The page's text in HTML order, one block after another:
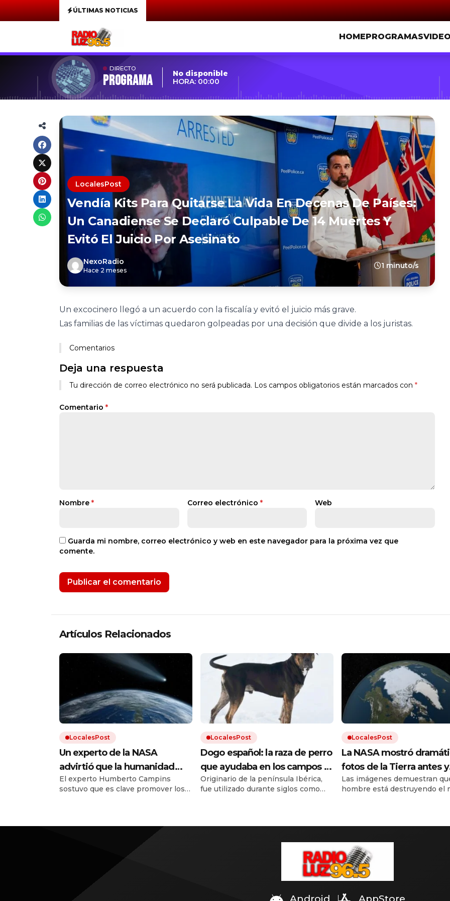
ÚLTIMAS NOTICIAS
HOMEPROGRAMAS
DIRECTO
Programa
No disponible
HORA: 00:00
LocalesPost
Vendía Kits Para Quitarse La Vida En Decenas De Países:
Un Canadiense Se Declaró Culpable De 14 Muertes Y
Evitó El Juicio Por Asesinato
NexoRadio
Hace 2 meses
1 minuto/s
Un excocinero llegó a un acuerdo con la fiscalía y evitó el juicio más grave.
Las familias de las víctimas quedaron golpeadas por una decisión que divide a los juristas.
Comentarios
Deja una respuesta
Tu dirección de correo electrónico no será publicada. Los campos obligatorios están marcados con *
Comentario *
Nombre * Correo electrónico * Web
Guarda mi nombre, correo electrónico y web en este navegador para la próxima vez que
comente.
Artículos Relacionados
LocalesPost
Un experto de la NASA
advirtió que la humanidad
debe prepararse para el
impacto de un asteroide:
El experto Humberto Campins
sostuvo que es clave promover los
LocalesPost
Dogo español: la raza de perro
que ayudaba en los campos y
que está en proceso de
recuperación
Originario de la península Ibérica,
fue utilizado durante siglos como
estuvo al borde la extinción.
LocalesPost
La NASA mostró
fotos de la Tierra antes y
después del cambio
Las imágenes demuestran
hombre está destruyendo el
el resto.